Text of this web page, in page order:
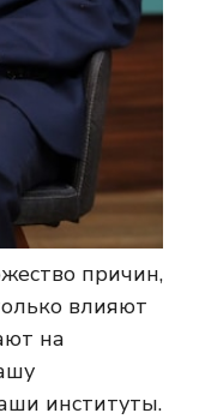
причин,
влияют
на
институты.